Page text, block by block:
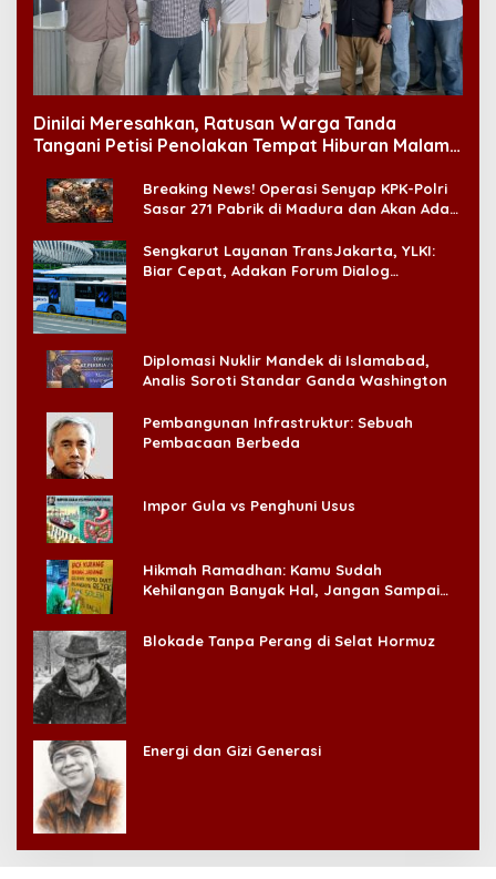
Dinilai Meresahkan, Ratusan Warga Tanda
Tangani Petisi Penolakan Tempat Hiburan Malam
Breaking News! Operasi Senyap KPK-Polri
Sasar 271 Pabrik di Madura dan Akan Ada
Sengkarut Layanan TransJakarta, YLKI:
Biar Cepat, Adakan Forum Dialog
Diplomasi Nuklir Mandek di Islamabad,
Analis Soroti Standar Ganda Washington
Pembangunan Infrastruktur: Sebuah
Pembacaan Berbeda
Impor Gula vs Penghuni Usus
Hikmah Ramadhan: Kamu Sudah
Kehilangan Banyak Hal, Jangan Sampai
Blokade Tanpa Perang di Selat Hormuz
Energi dan Gizi Generasi